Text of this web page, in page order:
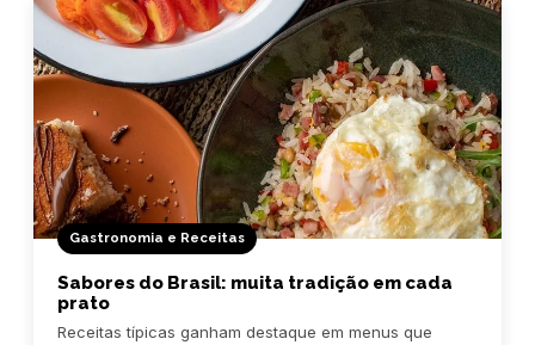
Gastronomia e Receitas
Sabores do Brasil: muita tradição em cada
prato
Receitas típicas ganham destaque em menus que